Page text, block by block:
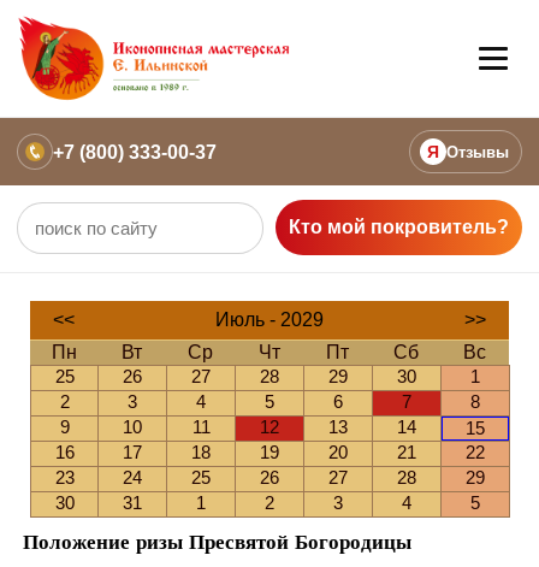
+7 (800) 333-00-37 Я Отзывы
Кто мой покровитель?
<< Июль - 2029
>>
Пн
Вт Ср Чт Пт Сб
Вс
25
26 27 28 29 30
1
2
3 4 5 6 7
8
9
10 11 12 13 14
15
16
17 18 19 20 21
22
23
24 25 26 27 28
29
30
31 1 2 3 4 5
Положение ризы Пресвятой Богородицы